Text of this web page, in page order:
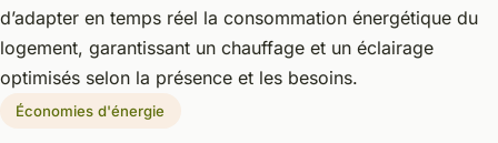
d’adapter en temps réel la consommation énergétique du
logement, garantissant un chauffage et un éclairage
optimisés selon la présence et les besoins.
Économies d'énergie